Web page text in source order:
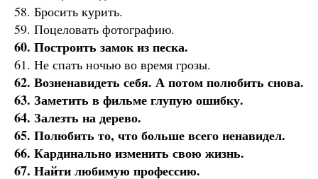
58. Бросить курить.
59. Поцеловать фотографию.
60. Построить замок из песка.
61. Не спать ночью во время грозы.
62. Возненавидеть себя. А потом полюбить снова.
63. Заметить в фильме глупую ошибку.
64. Залезть на дерево.
65. Полюбить то, что больше всего ненавидел.
66. Кардинально изменить свою жизнь.
67. Найти любимую профессию.